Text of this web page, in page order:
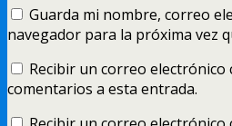
Guarda mi nombre, correo
navegador para la próxima vez
Recibir un correo electrónico
comentarios a esta entrada.